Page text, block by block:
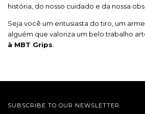
história, do nosso cuidado e da nossa
Seja você um entusiasta do tiro, um
alguém que valoriza um belo trabalho
à MBT Grips
SUBSCRIBE TO OUR NEWSLETTER